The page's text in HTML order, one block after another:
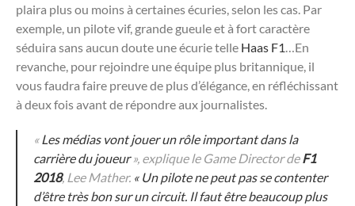
plaira plus ou moins à certaines écuries, selon les cas. Par
exemple, un pilote vif, grande gueule et à fort caractère
séduira sans aucun doute une écurie telle Haas F1…En
revanche, pour rejoindre une équipe plus britannique, il
vous faudra faire preuve de plus d’élégance, en réfléchissant
à deux fois avant de répondre aux journalistes.
«Les médias vont jouer un rôle important dans la
carrière du joueur», explique le Game Director deF1
2018, Lee Mather. « Un pilote ne peut pas se contenter
d’être très bon sur un circuit. Il faut être beaucoup plus